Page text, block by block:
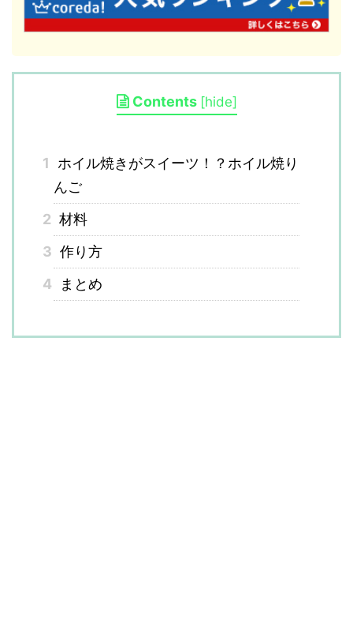
Contents [hide]
1
ホイル焼きがスイーツ！？ホイル焼り
んご
2 材料
3 作り方
4
まとめ